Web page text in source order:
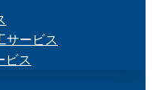
サービス
ビス